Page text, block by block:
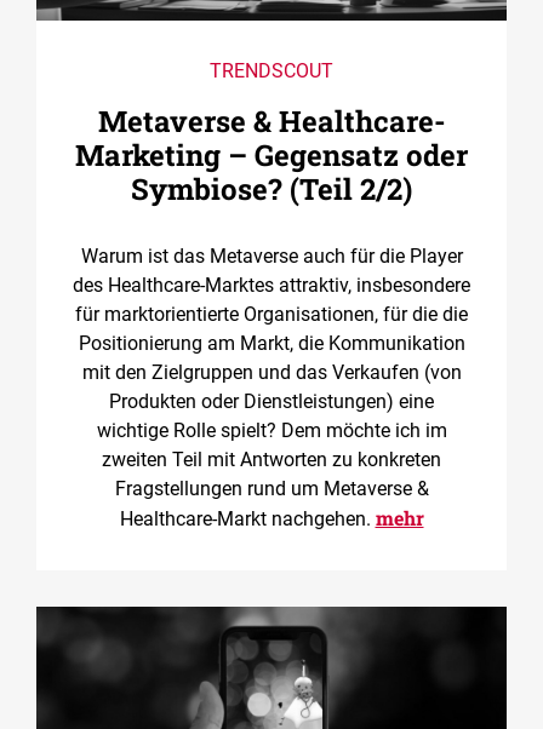
TRENDSCOUT
Metaverse & Healthcare-
Marketing – Gegensatz oder
Symbiose? (Teil 2/2)
Warum ist das Metaverse auch für die Player
des Healthcare-Marktes attraktiv, insbesondere
für marktorientierte Organisationen, für die die
Positionierung am Markt, die Kommunikation
mit den Zielgruppen und das Verkaufen (von
Produkten oder Dienstleistungen) eine
wichtige Rolle spielt? Dem möchte ich im
zweiten Teil mit Antworten zu konkreten
Fragstellungen rund um Metaverse &
Healthcare-Markt nachgehen. mehr